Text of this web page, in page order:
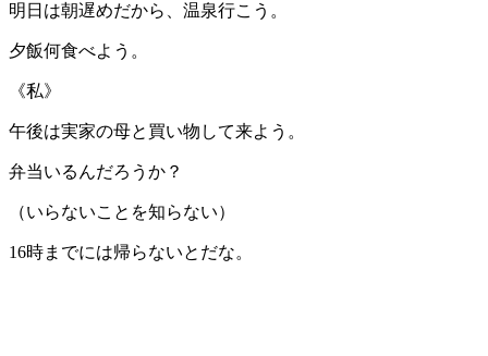
明日は朝遅めだから、温泉行こう。
夕飯何食べよう。
《私》
午後は実家の母と買い物して来よう。
弁当いるんだろうか？
（いらないことを知らない）
16時までには帰らないとだな。